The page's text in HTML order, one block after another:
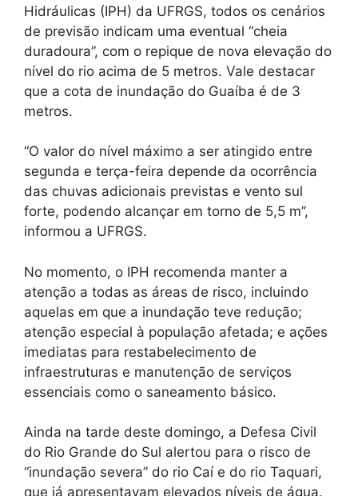
Hidráulicas (IPH) da UFRGS, todos os cenários
de previsão indicam uma eventual “cheia
duradoura”, com o repique de nova elevação do
nível do rio acima de 5 metros. Vale destacar
que a cota de inundação do Guaíba é de 3
metros.
“O valor do nível máximo a ser atingido entre
segunda e terça-feira depende da ocorrência
das chuvas adicionais previstas e vento sul
forte, podendo alcançar em torno de 5,5 m”,
informou a UFRGS.
No momento, o IPH recomenda manter a
atenção a todas as áreas de risco, incluindo
aquelas em que a inundação teve redução;
atenção especial à população afetada; e ações
imediatas para restabelecimento de
infraestruturas e manutenção de serviços
essenciais como o saneamento básico.
Ainda na tarde deste domingo, a Defesa Civil
do Rio Grande do Sul alertou para o risco de
“inundação severa” do rio Caí e do rio Taquari,
que já apresentavam elevados níveis de água.